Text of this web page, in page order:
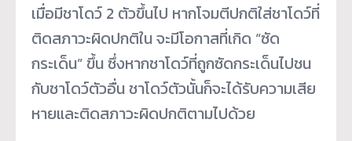
เมื่อมีชาโดว์ 2 ตัวขึ้นไป หากโจมตีปกติใส่ชาโดว์ที่
ติดสภาวะผิดปกติใน จะมีโอกาสที่เกิด “ซัด
กระเด็น” ขึ้น ซึ่งหากชาโดว์ที่ถูกซัดกระเด็นไปชน
กับชาโดว์ตัวอื่น ชาโดว์ตัวนั้นก็จะได้รับความเสีย
หายและติดสภาวะผิดปกติตามไปด้วย